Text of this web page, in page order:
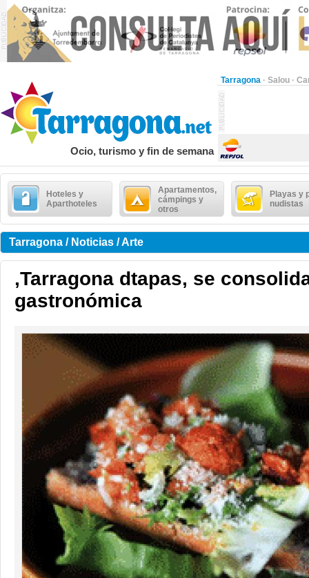
Tarragona · Salou ·
Ocio, turismo y fin de semana
Hoteles y
Aparthoteles
Apartamentos,
cámpings y
otros
Playas y
nudistas
Tarragona / Noticias / Arte
,Tarragona dtapas, se
gastronómica